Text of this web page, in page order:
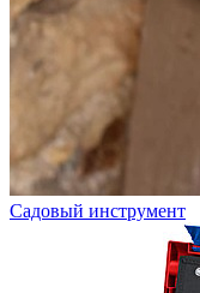
Садовый инструмент